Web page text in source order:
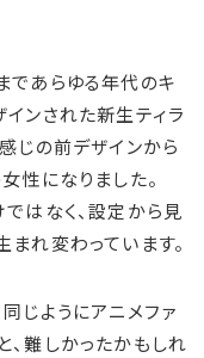
であらゆる年代のキ
ンされた新生ティラ
じの前デザインから
性になりました。
はなく、設定から見
れ変わっています。
じようにアニメファ
難しかったかもしれ